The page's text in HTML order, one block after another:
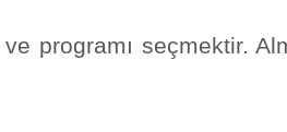
programı seçmektir.